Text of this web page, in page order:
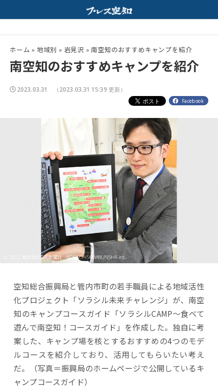
ホーム » 地域別 » 岩見沢 »南空知のおすすめキャンプを紹介
南空知のおすすめキャンプを紹介
2023.03.31 （2023.03.31 15:39 更新）
Facebook
空知総合振興局と管内市町の若手職員による地域活性
化プロジェクト「ソラシル未来チャレンジ」が、南空
知のキャンプコースガイド「ソラシルCAMP～食べて
遊んで南空知！コースガイド」を作成した。独自に考
案した、キャンプ場を核とするおすすめの4つのモデ
ルコースを紹介しており、活用してもらいたい考え
だ。（写真＝振興局のホームページで公開しているキ
ャンプコースガイド）